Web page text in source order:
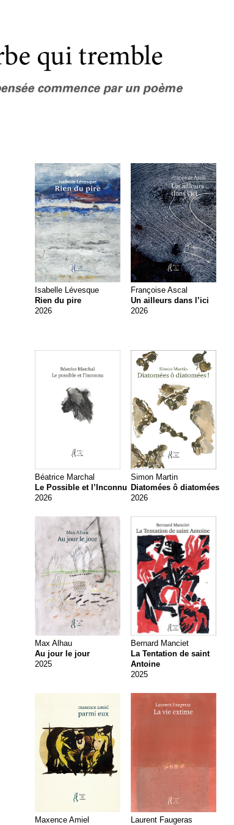
Isabelle Lévesque
Rien du pire
2026
Françoise Ascal
Un ailleurs dans l’ici
2026
Béatrice Marchal
Le Possible et l’Inconnu
2026
Simon Martin
Diatomées ô diatomées
2026
Max Alhau
Au jour le jour
2025
Bernard Manciet
La Tentation de saint
Antoine
2025
Maxence Amiel
Laurent Faugeras